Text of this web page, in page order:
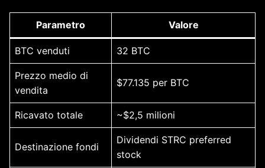
Parametro Valore
BTC venduti 32 BTC
Prezzo medio di
vendita
$77.135 per BTC
Ricavato totale ~$2,5 milioni
Destinazione fondi
Dividendi STRC preferred
stock